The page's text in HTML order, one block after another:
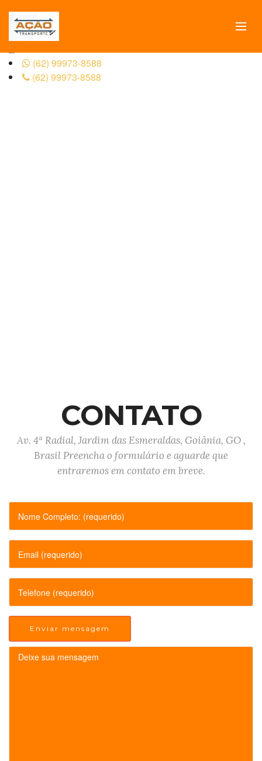
MUNCK EM GOIÂNIA, Locação de Guindaste, Locação de
Caminhão Munck.
(62) 99973-8588
(62) 99973-8588
CONTATO
Av. 4ª Radial, Jardim das Esmeraldas, Goiânia, GO ,
Brasil Preencha o formulário e aguarde que
entraremos em contato em breve.